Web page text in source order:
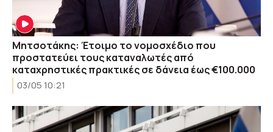
Μητσοτάκης: Έτοιμο το νομοσχέδιο που
προστατεύει τους καταναλωτές από
καταχρηστικές πρακτικές σε δάνεια έως €100.000
03/05 10:21